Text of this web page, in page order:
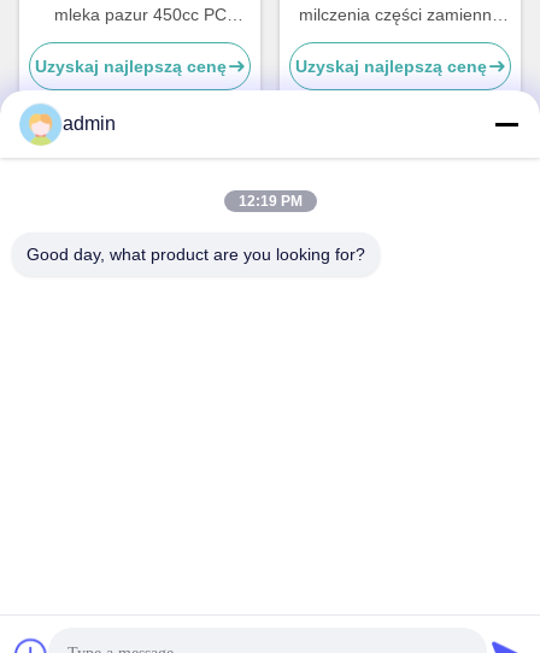
mleka pazur 450cc PC
Materiał gospodarstwa
rolnego
Uzyskaj najlepszą cenę
milczenia części zamienne
pazur 450cc Mleko
przemysłowe
Uzyskaj najlepszą cenę
Adres
autorskie © 2023-2026 BOVINX MACHINE PARTS LLC Wszystkie
admin
12:19 PM
Good day, what product are you looking for?